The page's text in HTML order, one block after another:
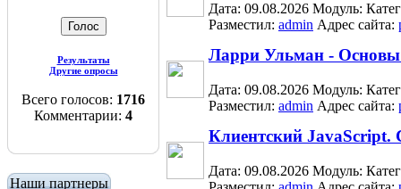
Результаты
Другие опросы
Всего голосов: 1716
Комментарии: 4
Наши партнеры
Дата: 09.08.2026 Модуль:
Разместил: admin Адрес сайта:
Ларри Ульман -
Дата: 09.08.2026 Модуль:
Разместил: admin Адрес сайта:
Клиентский JavaScript.
Дата: 09.08.2026 Модуль: